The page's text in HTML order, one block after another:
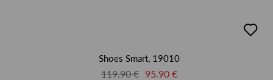
в
Shoes Smart, 19010
119.90 €
95.90 €